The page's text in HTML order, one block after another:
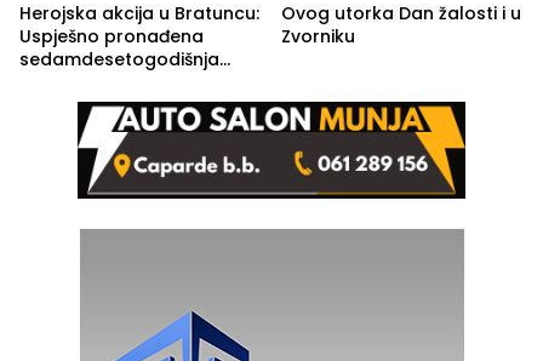
Herojska akcija u Bratuncu:
Uspješno pronađena
sedamdesetogodišnja
Kravice.
Ovog utorka Dan žalosti i u
Zvorniku